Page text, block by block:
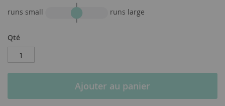
runs small runs large
Qté
Ajouter au panier